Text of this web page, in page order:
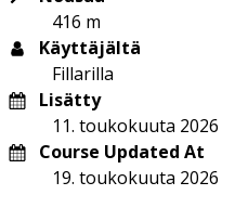
416 m
Käyttäjältä
Fillarilla
Lisätty
11. toukokuuta 2026
Course Updated At
19. toukokuuta 2026